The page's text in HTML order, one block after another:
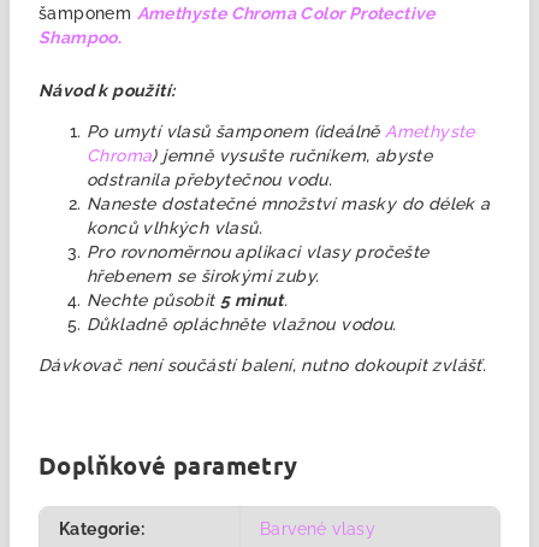
šamponem Amethyste Chroma Color Protective
Shampoo.
Návod k použití:
Po umytí vlasů šamponem (ideálně Amethyste
Chroma) jemně vysušte ručníkem, abyste
odstranila přebytečnou vodu.
Naneste dostatečné množství masky do délek a
konců vlhkých vlasů.
Pro rovnoměrnou aplikaci vlasy pročešte
hřebenem se širokými zuby.
Nechte působit 5 minut.
Důkladně opláchněte vlažnou vodou.
Dávkovač není součástí balení, nutno dokoupit zvlášť.
Doplňkové parametry
Kategorie: Barvené vlasy